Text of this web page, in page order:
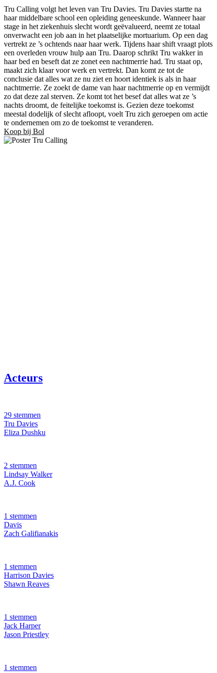
Tru Calling volgt het leven van Tru Davies. Tru Davies startte na
haar middelbare school een opleiding geneeskunde. Wanneer haar
stage in het ziekenhuis slecht wordt geëvalueerd, neemt ze totaal
onverwacht een job aan in het plaatselijke mortuarium. Op een dag
vertrekt ze ’s ochtends naar haar werk. Tijdens haar shift vraagt plots
een overleden vrouw hulp aan Tru. Daarop schrikt Tru wakker in
haar bed en beseft dat ze zonet een nachtmerrie had. Tru staat op,
maakt zich klaar voor werk en vertrekt. Dan komt ze tot de
conclusie dat alles wat ze nu ziet en hoort identiek is als in haar
nachtmerrie. Ze zoekt de dame van haar nachtmerrie op en vermijdt
zo dat deze zal sterven. Ze komt tot het besef dat alles wat ze ’s
nachts droomt, de feitelijke toekomst is. Gezien deze toekomst
meestal dodelijk of slecht afloopt, voelt Tru zich geroepen om actie
te ondernemen om zo de toekomst te veranderen.
Koop bij Bol
Acteurs
29 stemmen
Tru Davies
Eliza Dushku
2 stemmen
Lindsay Walker
A.J. Cook
1 stemmen
Davis
Zach Galifianakis
1 stemmen
Harrison Davies
Shawn Reaves
1 stemmen
Jack Harper
Jason Priestley
1 stemmen